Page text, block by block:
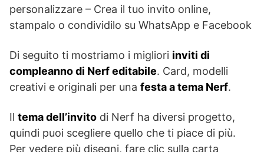
personalizzare – Crea il tuo invito online,
stampalo o condividilo su WhatsApp e Facebook
Di seguito ti mostriamo i migliori inviti di
compleanno di Nerf editabile. Card, modelli
creativi e originali per una festa a tema Nerf.
Il tema dell’invito di Nerf ha diversi progetto,
quindi puoi scegliere quello che ti piace di più.
Per vedere più disegni, fare clic sulla carta